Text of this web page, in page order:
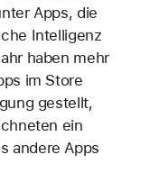
Apps, die
Intelligenz
haben mehr
im Store
gestellt,
ein
andere Apps